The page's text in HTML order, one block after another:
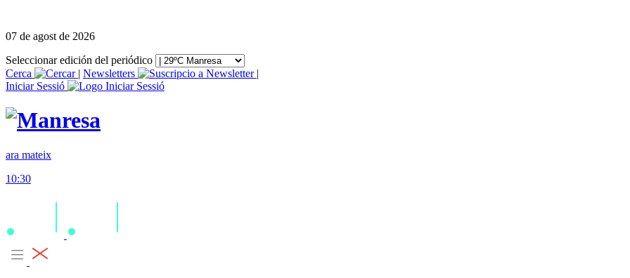
07 de agost de 2026
Seleccionar edición del periódico
Cerca
| Newsletters
|
Iniciar Sessió
ara mateix
10:30